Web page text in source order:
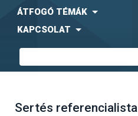
ÁTFOGÓ TÉMÁK
KAPCSOLAT
Sertés referencialista